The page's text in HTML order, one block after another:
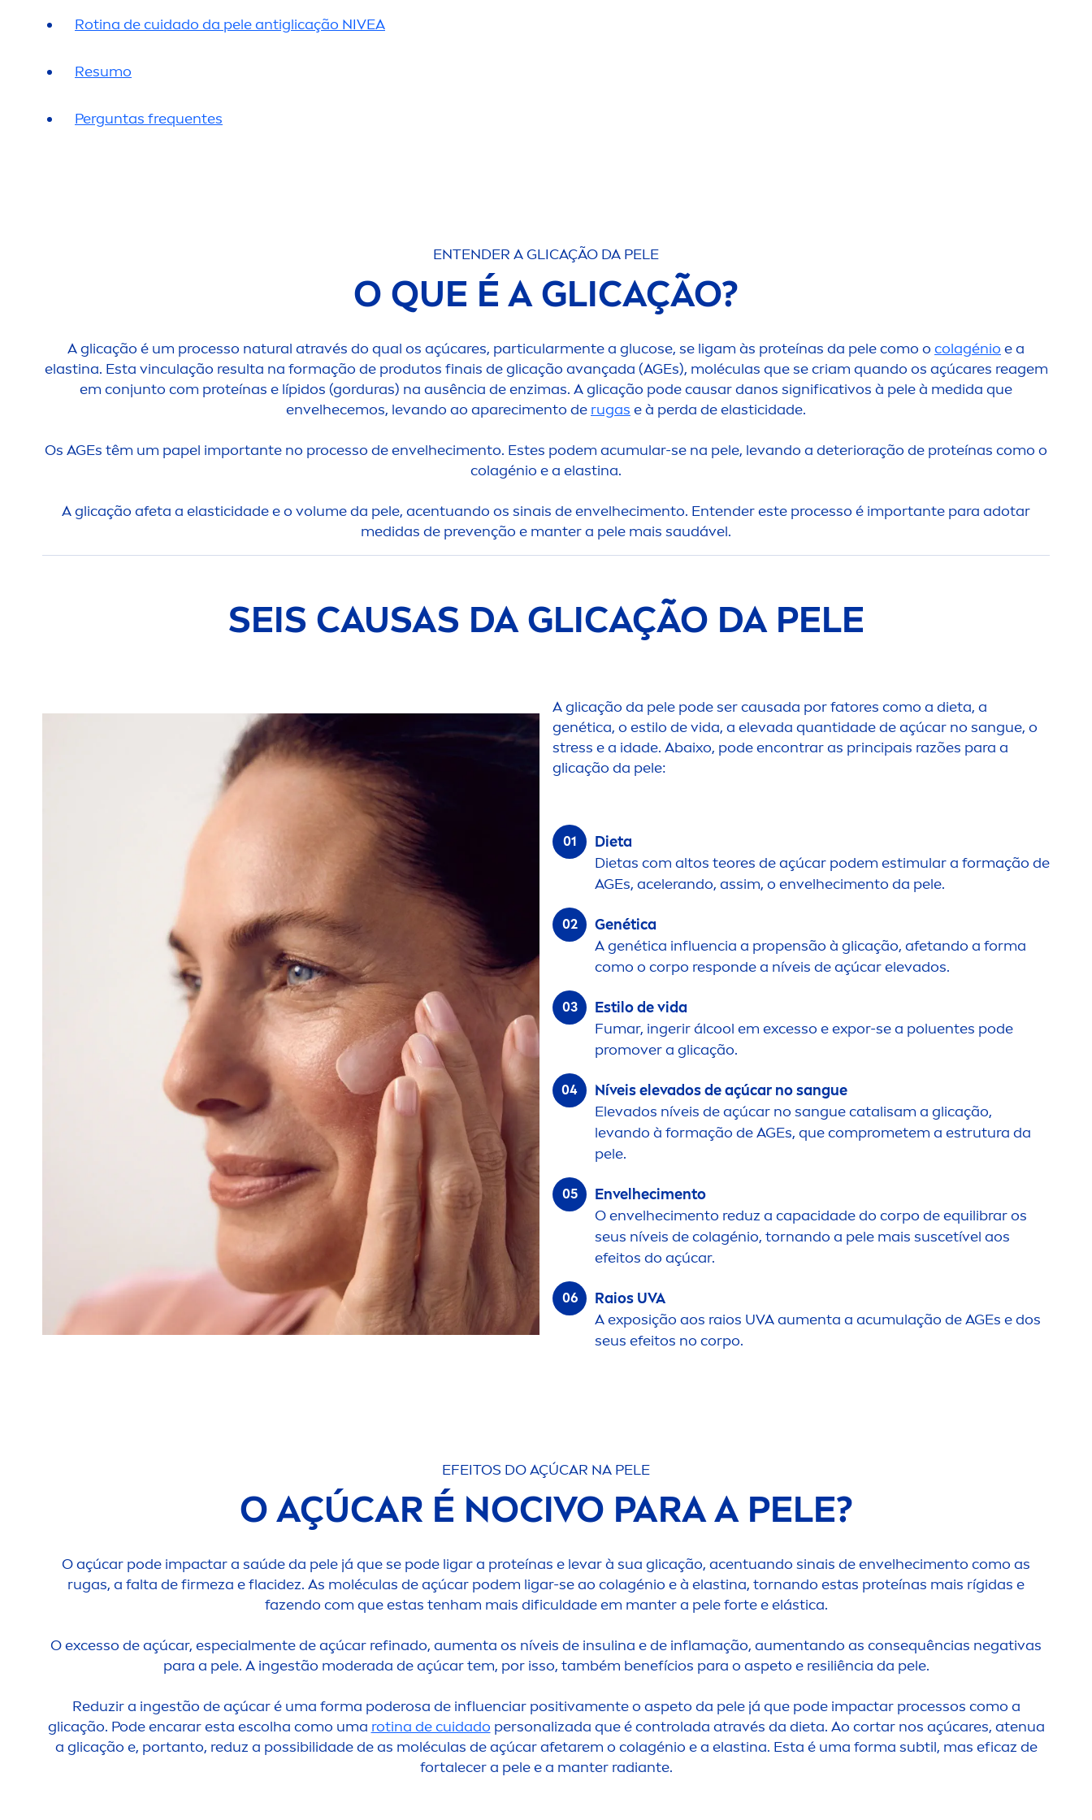
Rotina de cuidado da pele antiglicação NIVEA
Resumo
Perguntas frequentes
ENTENDER A GLICAÇÃO DA PELE
O QUE É A GLICAÇÃO?
A glicação é um processo natural através do qual os açúcares, particularmente a glucose, se ligam às proteínas da pele como o colagénio e a
elastina. Esta vinculação resulta na formação de produtos finais de glicação avançada (AGEs), moléculas que se criam quando os açúcares reagem
em conjunto com proteínas e lípidos (gorduras) na ausência de enzimas. A glicação pode causar danos significativos à pele à medida que
envelhecemos, levando ao aparecimento de rugas e à perda de elasticidade.
Os AGEs têm um papel importante no processo de envelhecimento. Estes podem acumular-se na pele, levando a deterioração de proteínas como o
colagénio e a elastina.
A glicação afeta a elasticidade e o volume da pele, acentuando os sinais de envelhecimento. Entender este processo é importante para adotar
medidas de prevenção e manter a pele mais saudável.
SEIS CAUSAS DA GLICAÇÃO DA PELE
A glicação da pele pode ser causada por fatores como a dieta, a
genética, o estilo de vida, a elevada quantidade de açúcar no sangue, o
stress e a idade. Abaixo, pode encontrar as principais razões para a
glicação da pele:
Dieta
Dietas com altos teores de açúcar podem estimular a formação de
AGEs, acelerando, assim, o envelhecimento da pele.
Genética
A genética influencia a propensão à glicação, afetando a forma
como o corpo responde a níveis de açúcar elevados.
Estilo de vida
Fumar, ingerir álcool em excesso e expor-se a poluentes pode
promover a glicação.
Níveis elevados de açúcar no sangue
Elevados níveis de açúcar no sangue catalisam a glicação,
levando à formação de AGEs, que comprometem a estrutura da
pele.
Envelhecimento
O envelhecimento reduz a capacidade do corpo de equilibrar os
seus níveis de colagénio, tornando a pele mais suscetível aos
efeitos do açúcar.
Raios UVA
A exposição aos raios UVA aumenta a acumulação de AGEs e dos
seus efeitos no corpo.
EFEITOS DO AÇÚCAR NA PELE
O AÇÚCAR É NOCIVO PARA A PELE?
O açúcar pode impactar a saúde da pele já que se pode ligar a proteínas e levar à sua glicação, acentuando sinais de envelhecimento como as
rugas, a falta de firmeza e flacidez. As moléculas de açúcar podem ligar-se ao colagénio e à elastina, tornando estas proteínas mais rígidas e
fazendo com que estas tenham mais dificuldade em manter a pele forte e elástica.
O excesso de açúcar, especialmente de açúcar refinado, aumenta os níveis de insulina e de inflamação, aumentando as consequências negativas
para a pele. A ingestão moderada de açúcar tem, por isso, também benefícios para o aspeto e resiliência da pele.
Reduzir a ingestão de açúcar é uma forma poderosa de influenciar positivamente o aspeto da pele já que pode impactar processos como a
glicação. Pode encarar esta escolha como uma rotina de cuidado personalizada que é controlada através da dieta. Ao cortar nos açúcares, atenua
a glicação e, portanto, reduz a possibilidade de as moléculas de açúcar afetarem o colagénio e a elastina. Esta é uma forma subtil, mas eficaz de
fortalecer a pele e a manter radiante.